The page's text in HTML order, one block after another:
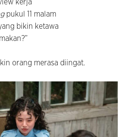
kerja
pukul 11 malam
bikin ketawa
orang merasa diingat.